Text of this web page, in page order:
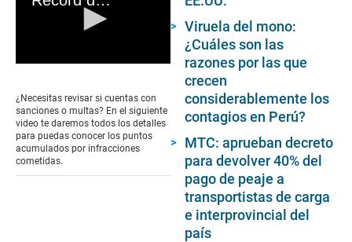
of
0
seconds
¿Necesitas revisar si cuentas con
sanciones o multas? En el siguiente
video te daremos todos los detalles
para puedas conocer los puntos
acumulados por infracciones
cometidas.
Viruela del mono:
¿Cuáles son las
razones por las que
crecen
considerablemente los
contagios en Perú?
MTC: aprueban decreto
para devolver 40% del
pago de peaje a
transportistas de carga
e interprovincial del
país